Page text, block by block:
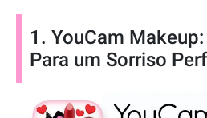
1. YouCam
Para um Sorriso